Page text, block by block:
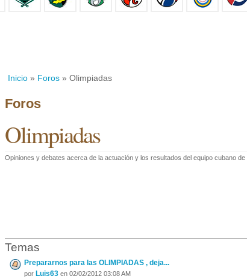
Inicio » Foros » Olimpiadas
Foros
Olimpiadas
Opiniones y debates acerca de la actuación y los resultados del equipo cubano de
Temas
Prepararnos para las OLIMPIADAS , deja...
por Luis63 en 02/02/2012 03:08 AM